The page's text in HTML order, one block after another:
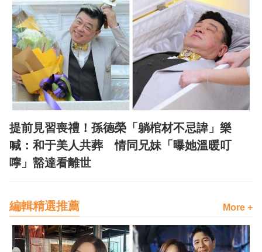
提前見習喪禮！孫德榮「躺棺材不忌諱」樂
喊：和于美人共葬 情同兄妹「曝她溫暖叮
嚀」豁達看離世
編輯精選推薦 More +